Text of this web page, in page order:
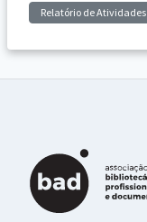
Relatório de Atividades